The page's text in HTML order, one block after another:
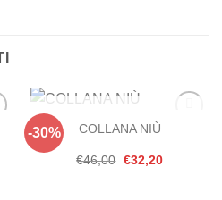
-30%
Aggiungi
ESAURITO
COLLANA NIÙ
€46,00 Il
€32,20Il